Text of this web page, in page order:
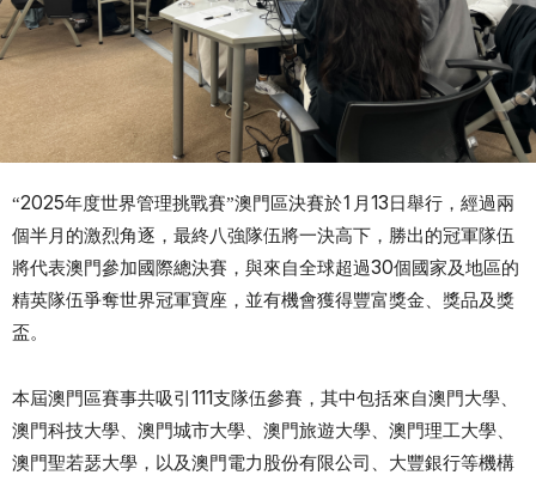
“2025年度世界管理挑戰賽”澳門區決賽於1 月13日舉行 ， 經過兩
個半月的激烈角逐，最終八強隊伍將一決高下，勝出的冠軍隊伍
將代表澳門參加國際總決賽，與來自全球超過30個國家及地區的
精英隊伍爭奪世界冠軍寶座，並有機會獲得豐富獎金、獎品及獎
盃。
本屆澳門區賽事共吸引111支隊伍參賽，其中包括來自澳門大學、
澳門科技大學、澳門城市大學、澳門旅遊大學、澳門理工大學、
澳門聖若瑟大學，以及澳門電力股份有限公司、大豐銀行等機構